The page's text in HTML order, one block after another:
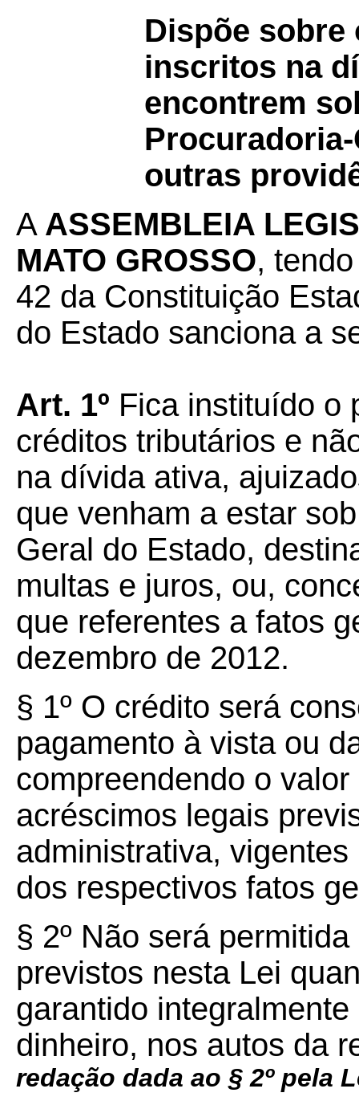
Dispõe sobre
inscritos na
encontrem
outras
A ASSEMBLEIA
MATO GROSSO,
42 da Constituição
do Estado sanciona a
Art. 1º Fica instituído o
créditos tributários e
na dívida ativa,
que venham a estar
Geral do Estado,
multas e juros, ou,
que referentes a fatos
dezembro de 2012.
§ 1º O crédito será
pagamento à vista ou
compreendendo o
acréscimos legais
administrativa,
dos respectivos fatos
§ 2º Não será
previstos nesta Lei
garantido
dinheiro, nos autos da
redação dada ao § 2º pela